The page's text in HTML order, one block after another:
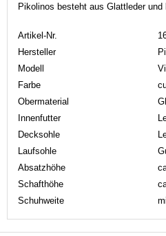
Pikolinos besteht aus Glattleder und
Artikel-Nr.
Hersteller
Modell
Farbe
Obermaterial
Innenfutter
Decksohle
Laufsohle
Absatzhöhe
Schafthöhe
Schuhweite